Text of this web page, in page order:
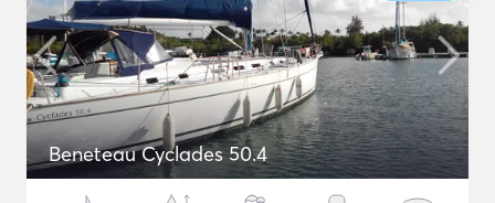
Beneteau Cyclades 50.4